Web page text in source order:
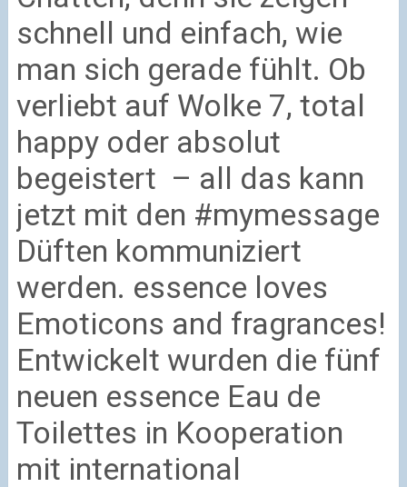
schnell und einfach, wie
man sich gerade fühlt. Ob
verliebt auf Wolke 7, total
happy oder absolut
begeistert – all das kann
jetzt mit den #mymessage
Düften kommuniziert
werden. essence loves
Emoticons and fragrances!
Entwickelt wurden die fünf
neuen essence Eau de
Toilettes in Kooperation
mit international